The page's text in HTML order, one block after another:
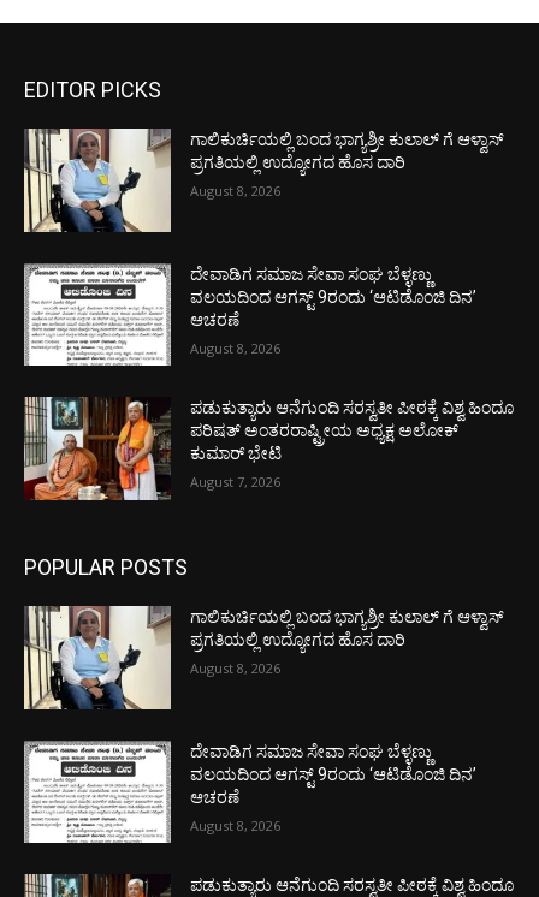
EDITOR PICKS
ಗಾಲಿಕುರ್ಚಿಯಲ್ಲಿ ಬಂದ ಭಾಗ್ಯಶ್ರೀ ಕುಲಾಲ್ ಗೆ ಆಳ್ವಾಸ್
ಪ್ರಗತಿಯಲ್ಲಿ ಉದ್ಯೋಗದ ಹೊಸ ದಾರಿ
August 8, 2026
ದೇವಾಡಿಗ ಸಮಾಜ ಸೇವಾ ಸಂಘ ಬೆಳ್ಳಣ್ಣು
ವಲಯದಿಂದ ಆಗಸ್ಟ್ 9ರಂದು ‘ಆಟಿಡೊಂಜಿ ದಿನ’
ಆಚರಣೆ
August 8, 2026
ಪಡುಕುತ್ಯಾರು ಆನೆಗುಂದಿ ಸರಸ್ವತೀ ಪೀಠಕ್ಕೆ ವಿಶ್ವ ಹಿಂದೂ
ಪರಿಷತ್ ಅಂತರರಾಷ್ಟ್ರೀಯ ಅಧ್ಯಕ್ಷ ಅಲೋಕ್
ಕುಮಾರ್ ಭೇಟಿ
August 7, 2026
POPULAR POSTS
ಗಾಲಿಕುರ್ಚಿಯಲ್ಲಿ ಬಂದ ಭಾಗ್ಯಶ್ರೀ ಕುಲಾಲ್ ಗೆ ಆಳ್ವಾಸ್
ಪ್ರಗತಿಯಲ್ಲಿ ಉದ್ಯೋಗದ ಹೊಸ ದಾರಿ
August 8, 2026
ದೇವಾಡಿಗ ಸಮಾಜ ಸೇವಾ ಸಂಘ ಬೆಳ್ಳಣ್ಣು
ವಲಯದಿಂದ ಆಗಸ್ಟ್ 9ರಂದು ‘ಆಟಿಡೊಂಜಿ ದಿನ’
ಆಚರಣೆ
August 8, 2026
ಪಡುಕುತ್ಯಾರು ಆನೆಗುಂದಿ ಸರಸ್ವತೀ ಪೀಠಕ್ಕೆ ವಿಶ್ವ ಹಿಂದೂ